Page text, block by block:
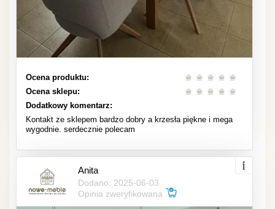
Ocena produktu:
Ocena sklepu:
Dodatkowy komentarz:
Kontakt ze sklepem bardzo dobry a krzesła piękne i mega
wygodnie. serdecznie polecam
Anita
Dodano: 2025-06-03
Opinia zweryfikowana